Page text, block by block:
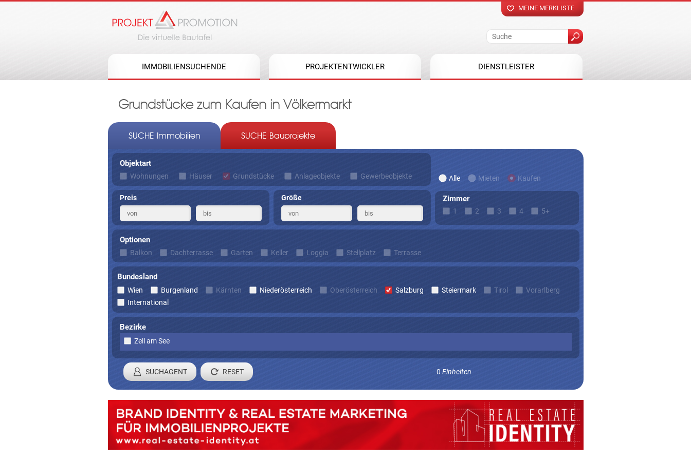
MEINE MERKLISTE
IMMOBILIENSUCHENDE PROJEKTENTWICKLER DIENSTLEISTER
Grundstücke zum Kaufen in Völkermarkt
SUCHE Immobilien SUCHE Bauprojekte
Objektart
Wohnungen Häuser Grundstücke Anlageobjekte Gewerbeobjekte Alle Mieten Kaufen
Preis Größe Zimmer
1 2 3 4 5+
Optionen
Balkon Dachterrasse Garten Keller Loggia Stellplatz Terrasse
Bundesland
Wien Burgenland Kärnten Niederösterreich Oberösterreich Salzburg Steiermark Tirol
Vorarlberg
International
Bezirke
Zell am See
0 Einheiten
SUCHAGENT
Registrieren Sie sich um laufend Angebote die zu Ihren Suchkriterien passen zu erhalten.